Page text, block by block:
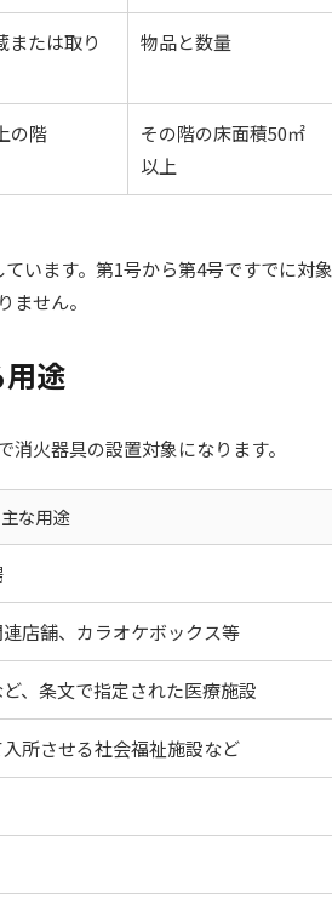
または取り
物品と数量
の階
その階の床面積50㎡
以上
います。第1号から第4号ですでに対象
せん。
途
火器具の設置対象になります。
主な用途
店舗、カラオケボックス等
、条文で指定された医療施設
所させる社会福祉施設など